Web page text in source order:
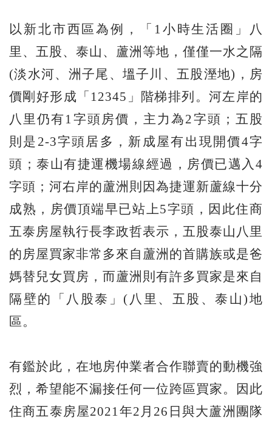
以新北市西區為例，「1小時生活圈」八
里、五股、泰山、蘆洲等地，僅僅一水之隔
(淡水河、洲子尾、塭子川、五股溼地)，房
價剛好形成「12345」階梯排列。河左岸的
八里仍有1字頭房價，主力為2字頭；五股
則是2-3字頭居多，新成屋有出現開價4字
頭；泰山有捷運機場線經過，房價已邁入4
字頭；河右岸的蘆洲則因為捷運新蘆線十分
成熟，房價頂端早已站上5字頭，因此住商
五泰房屋執行長李政哲表示，五股泰山八里
的房屋買家非常多來自蘆洲的首購族或是爸
媽替兒女買房，而蘆洲則有許多買家是來自
隔壁的「八股泰」(八里、五股、泰山)地
區。
有鑑於此，在地房仲業者合作聯賣的動機強
烈，希望能不漏接任何一位跨區買家。因此
住商五泰房屋2021年2月26日與大蘆洲團隊